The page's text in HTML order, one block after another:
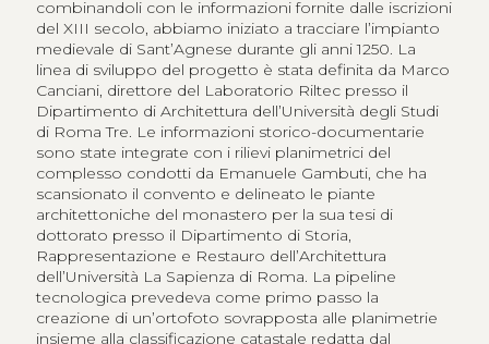
combinandoli con le informazioni fornite dalle iscrizioni
del XIII secolo, abbiamo iniziato a tracciare l’impianto
medievale di Sant’Agnese durante gli anni 1250. La
linea di sviluppo del progetto è stata definita da Marco
Canciani, direttore del Laboratorio Riltec presso il
Dipartimento di Architettura dell’Università degli Studi
di Roma Tre. Le informazioni storico-documentarie
sono state integrate con i rilievi planimetrici del
complesso condotti da Emanuele Gambuti, che ha
scansionato il convento e delineato le piante
architettoniche del monastero per la sua tesi di
dottorato presso il Dipartimento di Storia,
Rappresentazione e Restauro dell’Architettura
dell’Università La Sapienza di Roma. La pipeline
tecnologica prevedeva come primo passo la
creazione di un’ortofoto sovrapposta alle planimetrie
insieme alla classificazione catastale redatta dal